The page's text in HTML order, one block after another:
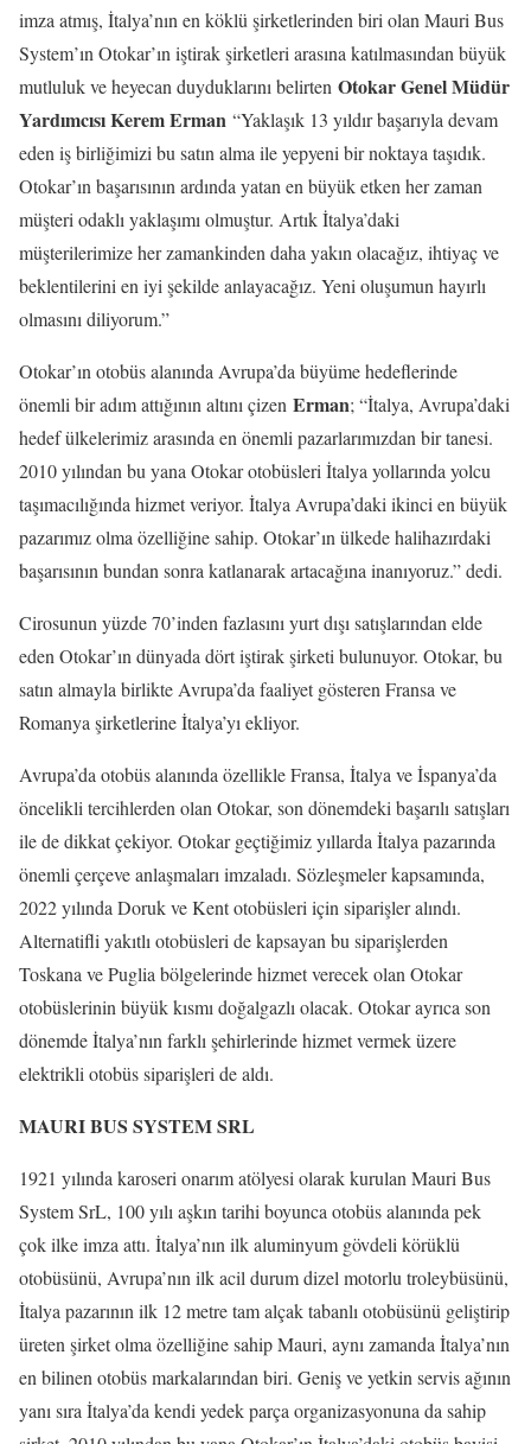
imza atmış, İtalya’nın en köklü şirketlerinden biri olan Mauri Bus
System’ın Otokar’ın iştirak şirketleri arasına katılmasından büyük
mutluluk ve heyecan duyduklarını belirten Otokar Genel Müdür
Yardımcısı Kerem Erman “Yaklaşık 13 yıldır başarıyla devam
eden iş birliğimizi bu satın alma ile yepyeni bir noktaya taşıdık.
Otokar’ın başarısının ardında yatan en büyük etken her zaman
müşteri odaklı yaklaşımı olmuştur. Artık İtalya’daki
müşterilerimize her zamankinden daha yakın olacağız, ihtiyaç ve
beklentilerini en iyi şekilde anlayacağız. Yeni oluşumun hayırlı
olmasını diliyorum.”
Otokar’ın otobüs alanında Avrupa’da büyüme hedeflerinde
önemli bir adım attığının altını çizen Erman; “İtalya, Avrupa’daki
hedef ülkelerimiz arasında en önemli pazarlarımızdan bir tanesi.
2010 yılından bu yana Otokar otobüsleri İtalya yollarında yolcu
taşımacılığında hizmet veriyor. İtalya Avrupa’daki ikinci en büyük
pazarımız olma özelliğine sahip. Otokar’ın ülkede halihazırdaki
başarısının bundan sonra katlanarak artacağına inanıyoruz.” dedi.
Cirosunun yüzde 70’inden fazlasını yurt dışı satışlarından elde
eden Otokar’ın dünyada dört iştirak şirketi bulunuyor. Otokar, bu
satın almayla birlikte Avrupa’da faaliyet gösteren Fransa ve
Romanya şirketlerine İtalya’yı ekliyor.
Avrupa’da otobüs alanında özellikle Fransa, İtalya ve İspanya’da
öncelikli tercihlerden olan Otokar, son dönemdeki başarılı satışları
ile de dikkat çekiyor. Otokar geçtiğimiz yıllarda İtalya pazarında
önemli çerçeve anlaşmaları imzaladı. Sözleşmeler kapsamında,
2022 yılında Doruk ve Kent otobüsleri için siparişler alındı.
Alternatifli yakıtlı otobüsleri de kapsayan bu siparişlerden
Toskana ve Puglia bölgelerinde hizmet verecek olan Otokar
otobüslerinin büyük kısmı doğalgazlı olacak. Otokar ayrıca son
dönemde İtalya’nın farklı şehirlerinde hizmet vermek üzere
elektrikli otobüs siparişleri de aldı.
MAURI BUS SYSTEM SRL
1921 yılında karoseri onarım atölyesi olarak kurulan Mauri Bus
System SrL, 100 yılı aşkın tarihi boyunca otobüs alanında pek
çok ilke imza attı. İtalya’nın ilk aluminyum gövdeli körüklü
otobüsünü, Avrupa’nın ilk acil durum dizel motorlu troleybüsünü,
İtalya pazarının ilk 12 metre tam alçak tabanlı otobüsünü geliştirip
üreten şirket olma özelliğine sahip Mauri, aynı zamanda İtalya’nın
en bilinen otobüs markalarından biri. Geniş ve yetkin servis ağının
yanı sıra İtalya’da kendi yedek parça organizasyonuna da sahip